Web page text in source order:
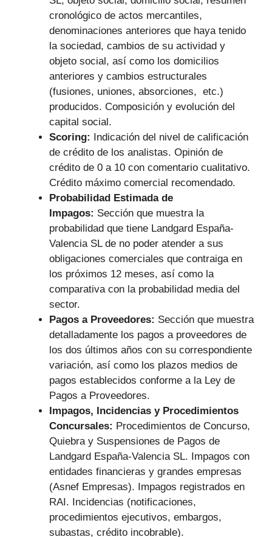
cronológico de actos mercantiles,
denominaciones anteriores que haya tenido
la sociedad, cambios de su actividad y
objeto social, así como los domicilios
anteriores y cambios estructurales
(fusiones, uniones, absorciones, etc.)
producidos. Composición y evolución del
capital social.
Scoring: Indicación del nivel de calificación
de crédito de los analistas. Opinión de
crédito de 0 a 10 con comentario cualitativo.
Crédito máximo comercial recomendado.
Probabilidad Estimada de
Impagos: Sección que muestra la
probabilidad que tiene Landgard España-
Valencia SL de no poder atender a sus
obligaciones comerciales que contraiga en
los próximos 12 meses, así como la
comparativa con la probabilidad media del
sector.
Pagos a Proveedores: Sección que muestra
detalladamente los pagos a proveedores de
los dos últimos años con su correspondiente
variación, así como los plazos medios de
pagos establecidos conforme a la Ley de
Pagos a Proveedores.
Impagos, Incidencias y Procedimientos
Concursales: Procedimientos de Concurso,
Quiebra y Suspensiones de Pagos de
Landgard España-Valencia SL. Impagos con
entidades financieras y grandes empresas
(Asnef Empresas). Impagos registrados en
RAI. Incidencias (notificaciones,
procedimientos ejecutivos, embargos,
subastas, crédito incobrable).